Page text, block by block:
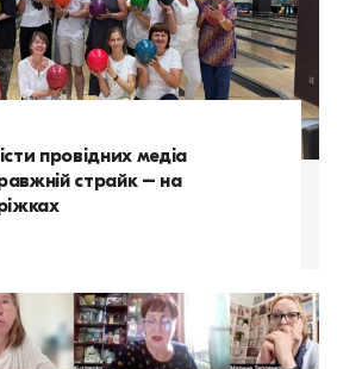
провідних медіа
страйк – на